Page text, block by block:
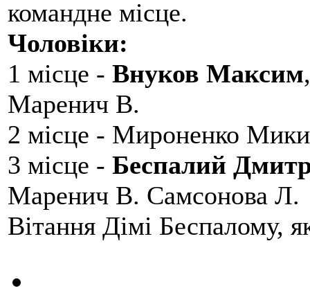
командне місце.
Чоловіки:
1 місце - Внуков Максим
Маренич В.
2 місце - Мироненко
3 місце - Беспалий
Маренич В. Самсонова Л.
Вітання Дімі Беспалому,